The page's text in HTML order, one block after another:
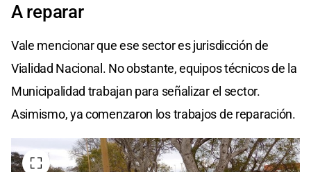
A reparar
Vale mencionar que ese sector es jurisdicción de
Vialidad Nacional. No obstante, equipos técnicos de la
Municipalidad trabajan para señalizar el sector.
Asimismo, ya comenzaron los trabajos de reparación.